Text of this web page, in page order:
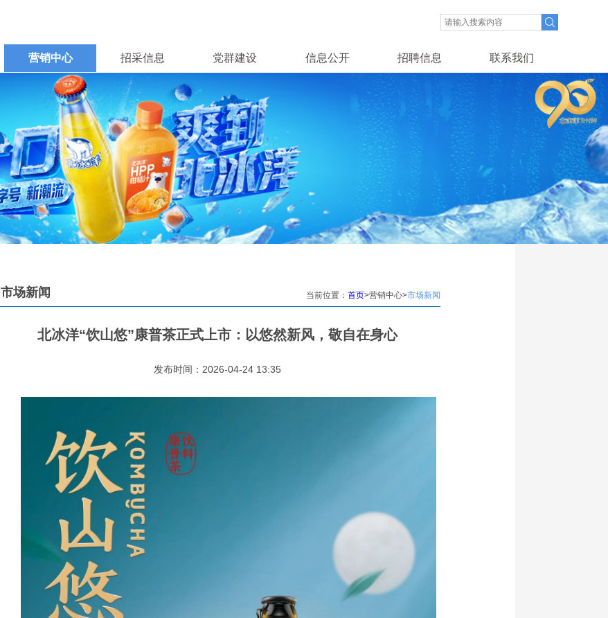
营销中心 招采信息 党群建设 信息公开 招聘信息 联系我们
当前位置：首页>营销中心>市场新闻
市场新闻
北冰洋“饮山悠”康普茶正式上市：以悠然新风，敬自在身心
发布时间：2026-04-24 13:35